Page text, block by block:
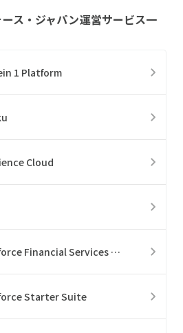
ス・ジャパン運営サービス一
1 Platform
Cloud
Salesforce Financial Services Cloud
Starter Suite